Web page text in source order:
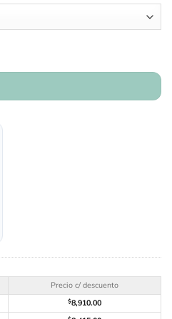
Precio c/ descuento
$8,910.00